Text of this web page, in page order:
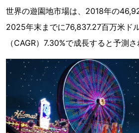
世界の遊園地市場は、2018年の
2025年末までに76,837.27百万米ド
（CAGR）7.30%で成長すると予測さ